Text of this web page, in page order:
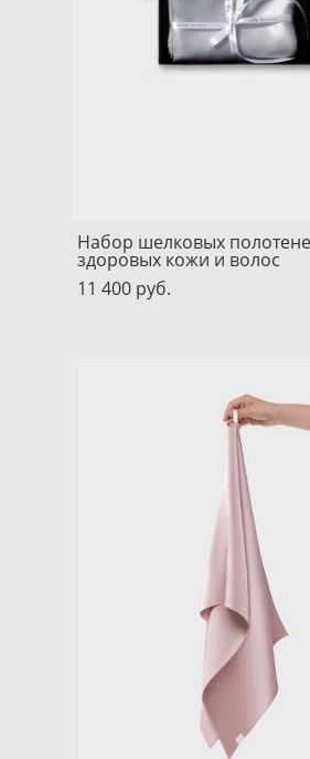
Набор шелковых
здоровых кожи и волос
11 400 pуб.